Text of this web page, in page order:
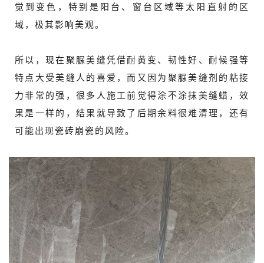
觉到变色，特别是阳台、窗台区域等太阳直射的区
域，极其影响美观。
所以，现在聚脲美缝凭借耐黄变、韧性好、耐候强等
特点大受美缝人的喜爱，而又因为聚脲美缝剂的粘接
力非常的强，很多人施工前觉得涂不涂抹美缝蜡，效
果是一样的，结果就导致了后期余料很难清理，还有
可能出现瓷砖崩瓷的风险。